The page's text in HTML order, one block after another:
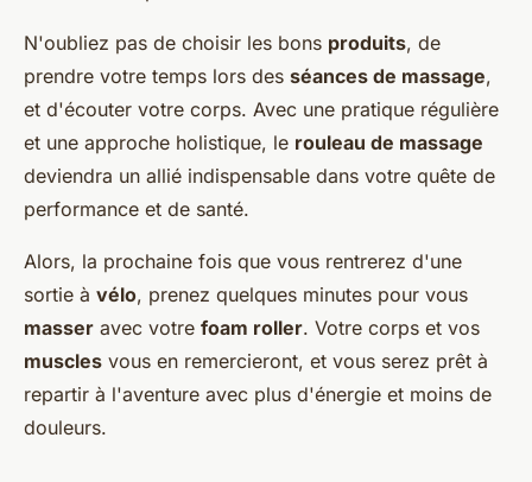
N'oubliez pas de choisir les bons produits, de
prendre votre temps lors des séances de massage,
et d'écouter votre corps. Avec une pratique régulière
et une approche holistique, le rouleau de massage
deviendra un allié indispensable dans votre quête de
performance et de santé.
Alors, la prochaine fois que vous rentrerez d'une
sortie à vélo, prenez quelques minutes pour vous
masser avec votre foam roller. Votre corps et vos
muscles vous en remercieront, et vous serez prêt à
repartir à l'aventure avec plus d'énergie et moins de
douleurs.